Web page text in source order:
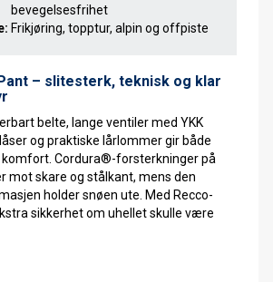
bevegelsesfrihet
Frikjøring, topptur, alpin og offpiste
– slitesterk, teknisk og klar
belte, lange ventiler med YKK
og praktiske lårlommer gir både
Cordura®-forsterkninger på
mot skare og stålkant, mens den
holder snøen ute. Med Recco-
sikkerhet om uhellet skulle være